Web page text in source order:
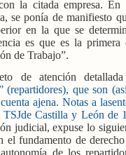
la citada empresa.
se ponía de manifiesto
en la que se
es que es la
de Trabajo”.
de atención
(repartidores), que son
ajena. Notas a
Castilla y León de
judicial, expuse lo
el fundamento de
de los